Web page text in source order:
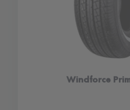
Windforce